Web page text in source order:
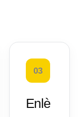
03
Enlè